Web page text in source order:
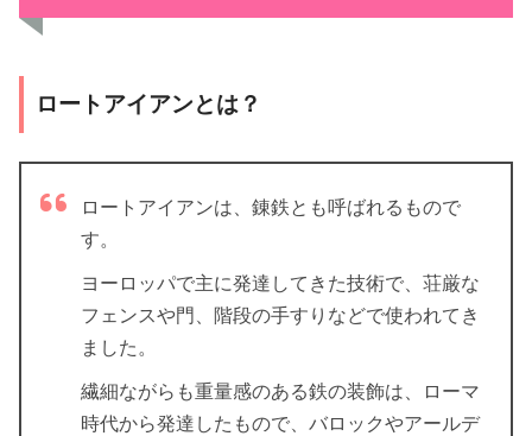
ロートアイアンとは？
ロートアイアンは、錬鉄とも呼ばれるもので
す。
ヨーロッパで主に発達してきた技術で、荘厳な
フェンスや門、階段の手すりなどで使われてき
ました。
繊細ながらも重量感のある鉄の装飾は、ローマ
時代から発達したもので、バロックやアールデ